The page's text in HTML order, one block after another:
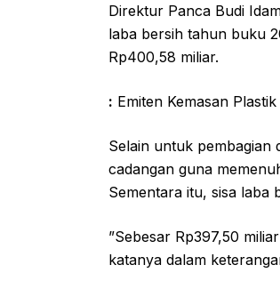
Direktur Panca Budi
laba bersih tahun buku
Rp400,58 miliar.
: Emiten Kemasan
Selain untuk pembagian
cadangan guna
Sementara itu, sisa laba
”Sebesar Rp397,50
katanya dalam